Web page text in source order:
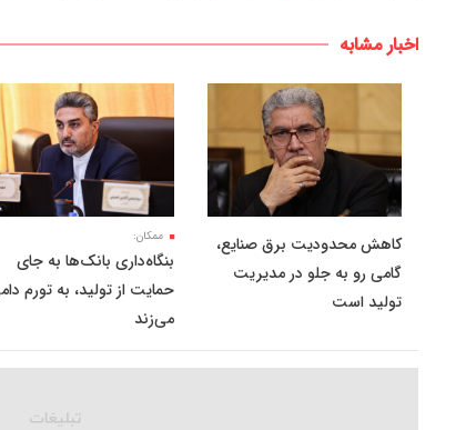
اخبار مشابه
کاهش محدودیت برق صنایع،
گامی رو به جلو در مدیریت
تولید است
ممکان:
بنگاه‌داری بانک‌ها به جای
حمایت از تولید، به تورم
می‌زند